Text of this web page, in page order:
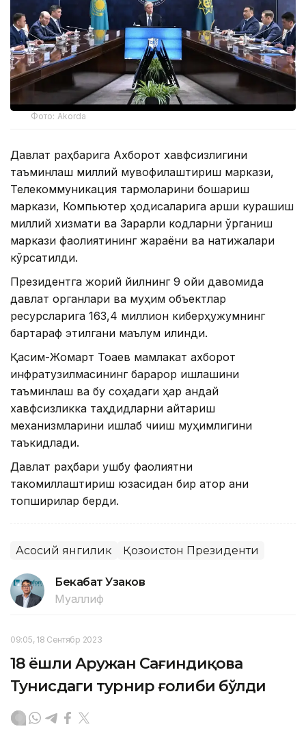
Фото: Akorda
Давлат раҳбарига Ахборот хавфсизлигини
таъминлаш миллий мувофиқлаштириш маркази,
Телекоммуникация тармоқларини бошқариш
маркази, Компьютер ҳодисаларига қарши курашиш
миллий хизмати ва Зарарли кодларни ўрганиш
маркази фаолиятининг жараёни ва натижалари
кўрсатилди.
Президентга жорий йилнинг 9 ойи давомида
давлат органлари ва муҳим объектлар
ресурсларига 163,4 миллион киберҳужумнинг
бартараф этилгани маълум қилинди.
Қасим-Жомарт Тоқаев мамлакат ахборот
инфратузилмасининг барқарор ишлашини
таъминлаш ва бу соҳадаги ҳар қандай
хавфсизликка таҳдидларни қайтариш
механизмларини ишлаб чиқиш муҳимлигини
таъкидлади.
Давлат раҳбари ушбу фаолиятни
такомиллаштириш юзасидан бир қатор аниқ
топшириқлар берди.
Асосий янгилик Қозоғистон Президенти
Бекабат Узаков
Муаллиф
09:05, 18 Сентябр 2023
18 ёшли Аружан Сағиндиқова
Тунисдаги турнир ғолиби бўлди